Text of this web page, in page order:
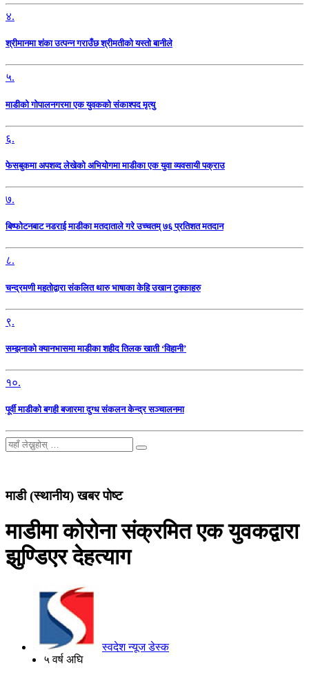
४.
श्रीमानमा शंका उत्पन्न गराउँछ श्रीमतीको यस्तो बानीले
५.
माडीको गोपालनगरमा एक युवकको संकाश्पद मृत्यु
६.
फेसबुकमा अपशव्द लेखेको अभियोगमा माडीका एक युवा व्यवसायी पक्राउ
७.
बिष्फोटनबाट नडराई माडीका मतदाताले गरे उच्चतम् ७६ प्रतिशत मतदान
८.
चन्द्रमणी महतोद्वारा संकलित थारु भाषाका केहि उखान टुक्काहरु
९.
सम्झनाको क्यानभासमा माडीका शहीद तिलक खाती ‘विहानी’
१०.
पूर्वी माडीको बगही बजारमा दुग्ध संकलन केन्द्र सञ्चालनमा
माडी (स्थानीय) खबर पोष्ट
माडीमा कोरोना संक्रमित एक युवकद्वारा
झुण्डिएर देहत्याग
स्वदेश न्यूज डेस्क
५ वर्ष अघि